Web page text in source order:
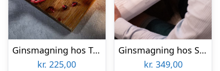
Ginsmagning hos Trolden Destilleri
kr. 225,00
Ginsmagning hos SmagFørst
kr. 349,00